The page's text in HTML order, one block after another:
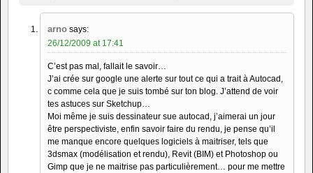
arno says:
26/12/2009 at 17:41
C’est pas mal, fallait le savoir…
J’ai crée sur google une alerte sur tout ce qui a trait à Autocad,
c comme cela que je suis tombé sur ton blog. J’attend de voir
tes astuces sur Sketchup…
Moi même je suis dessinateur sue autocad, j’aimerai un jour
être perspectiviste, enfin savoir faire du rendu, je pense qu’il
me manque encore quelques logiciels à maitriser, tels que
3dsmax (modélisation et rendu), Revit (BIM) et Photoshop ou
Gimp que je ne maitrise pas particulièrement… pour me mettre